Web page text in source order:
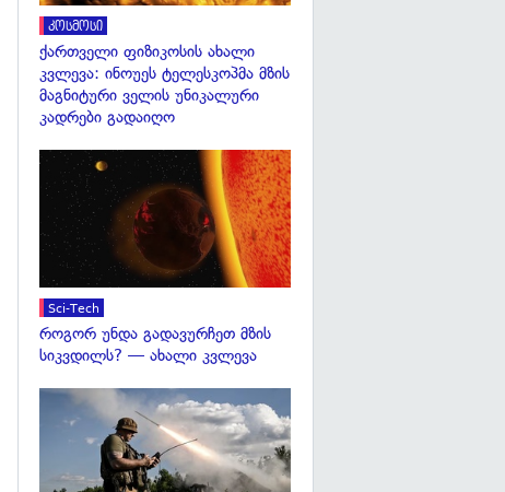
კოსმოსი
ქართველი ფიზიკოსის ახალი
კვლევა: ინოუეს ტელესკოპმა მზის
მაგნიტური ველის უნიკალური
კადრები გადაიღო
Sci-Tech
როგორ უნდა გადავურჩეთ მზის
სიკვდილს? — ახალი კვლევა